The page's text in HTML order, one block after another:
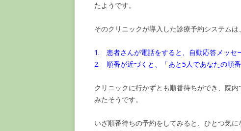
たようです。
そのクリニックが導入した診療予約システムは
1. 患者さんが電話をすると、自動応答メッセ
2. 順番が近づくと、「あと5人であなたの順
クリニックに行かずとも順番待ちができ、院
みたそうです。
いざ順番待ちの予約をしてみると、ひとつ気